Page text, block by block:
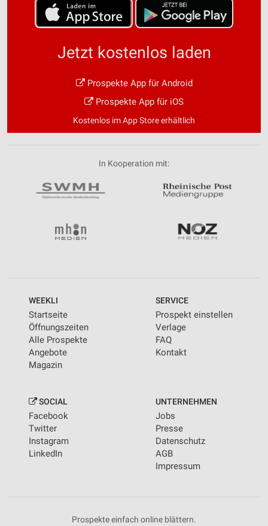
Jetzt kostenlos laden
Prospekte App für Android
Prospekte App für iOS
Kostenlos im App Store erhältlich
In Kooperation mit:
WEEKLI
Startseite
Öffnungszeiten
Alle Prospekte
Angebote
Magazin
SERVICE
Prospekt einstellen
Verlage
FAQ
Kontakt
SOCIAL
Facebook
Twitter
Instagram
LinkedIn
UNTERNEHMEN
Jobs
Presse
Datenschutz
AGB
Impressum
Prospekte einfach online blättern.